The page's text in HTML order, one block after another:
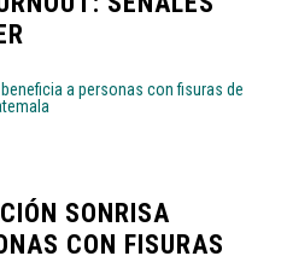
SONRISA
CON FISURAS